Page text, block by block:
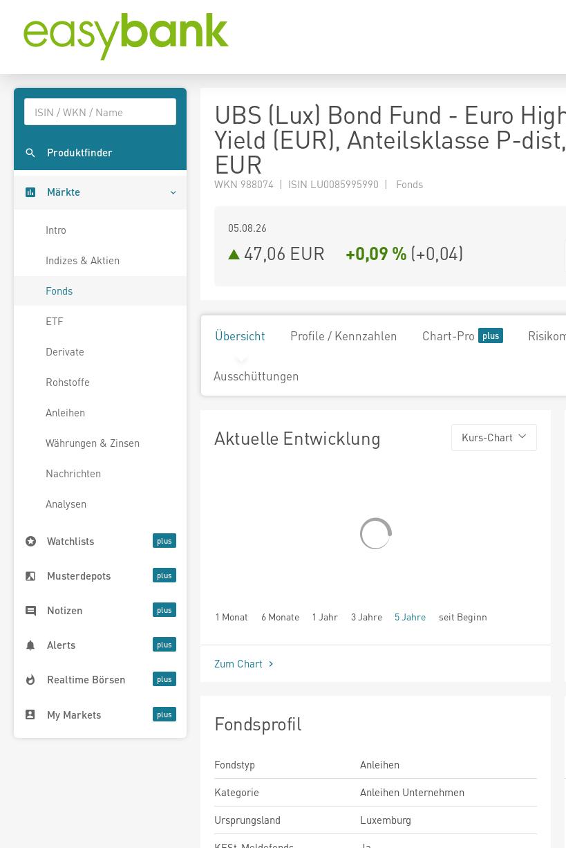
Produktfinder
Märkte
Intro
Indizes & Aktien
Fonds
ETF
Derivate
Rohstoffe
Anleihen
Währungen & Zinsen
Nachrichten
Analysen
Watchlists
Musterdepots
Notizen
Alerts
Realtime Börsen
My Markets
UBS (Lux) Bond Fund - Euro
Yield (EUR), Anteilsklasse P-dist,
EUR
WKN 988074 | ISIN LU0085995990 | Fonds
05.08.26
47,06 EUR +0,09 % (+0,04)
Übersicht Profile / Kennzahlen Chart-Pro
Ausschüttungen
Aktuelle Entwicklung Kurs-Chart
1 Monat 6 Monate 1 Jahr 3 Jahre 5 Jahre seit Beginn
Zum Chart
Fondsprofil
Fondstyp
Anleihen
Kategorie
Anleihen Unternehmen
Ursprungsland
Luxemburg